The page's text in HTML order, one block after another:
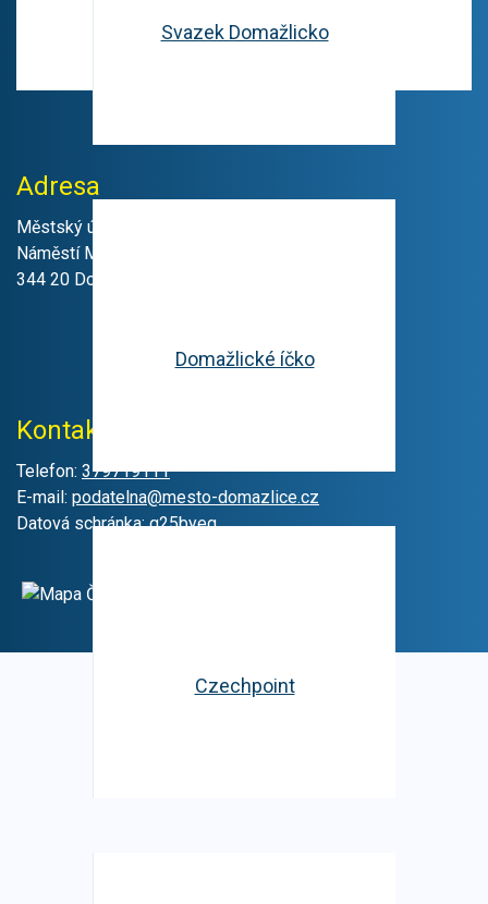
Svazek Domažlicko
Domažlické íčko
Czechpoint
Adresa
Městský úřad Domažlice
Náměstí Míru 1
344 20 Domažlice
Kontakty
Telefon: 379719111
E-mail: podatelna@mesto-domazlice.cz
Datová schránka: q25byeg